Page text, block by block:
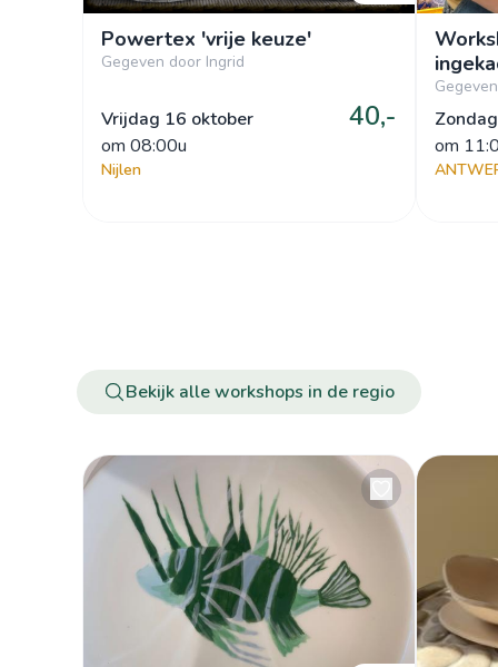
Powertex 'vrije keuze'
Gegeven door Ingrid
Vrijdag 16 oktober
om 08:00u
40,-
Nijlen
om
Bekijk alle workshops in de regio